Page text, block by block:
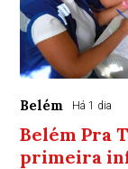
Belém Há 1 dia
Belém Pra
primeira